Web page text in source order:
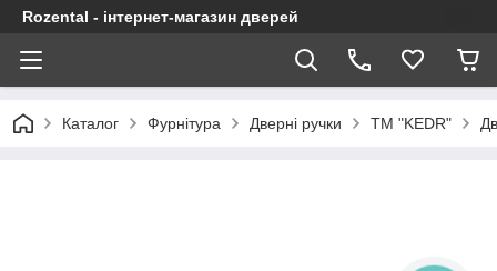
Rozental - інтернет-магазин дверей
Каталог Фурнітура Дверні ручки ТМ "KEDR"